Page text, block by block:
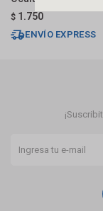
$ 1.750
ENVÍO EXPRESS